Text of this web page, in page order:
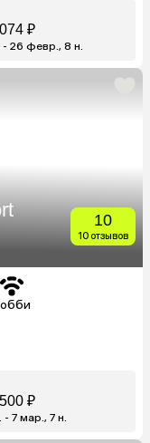
₽
26 февр., 8 н.
10
10 отзывов
₽
7 мар., 7 н.